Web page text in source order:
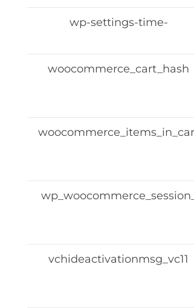
wp-settings-time-
woocommerce_cart_hash
wp_woocommerce_session_
vchideactivationmsg_vc11